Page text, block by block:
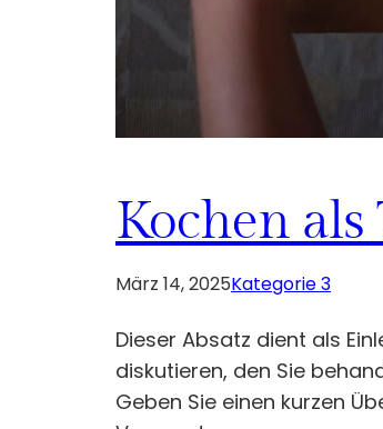
Kochen als
März 14, 2025Kategorie 3
Dieser Absatz dient als
diskutieren, den Sie
Geben Sie einen kurzen